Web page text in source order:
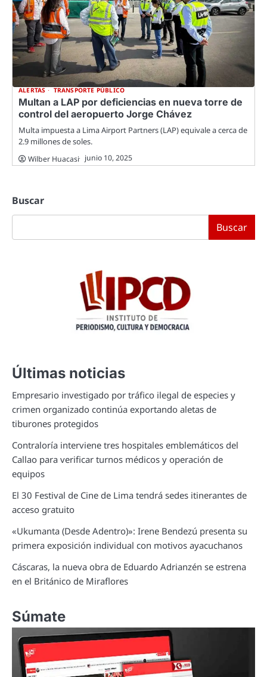
ALERTAS TRANSPORTE PÚBLICO
Multan a LAP por deficiencias en nueva torre de
control del aeropuerto Jorge Chávez
Multa impuesta a Lima Airport Partners (LAP) equivale a cerca de
2.9 millones de soles.
Wilber Huacasi junio 10, 2025
Buscar
Buscar
Últimas noticias
Empresario investigado por tráfico ilegal de especies y
crimen organizado continúa exportando aletas de
tiburones protegidos
Contraloría interviene tres hospitales emblemáticos del
Callao para verificar turnos médicos y operación de
equipos
El 30 Festival de Cine de Lima tendrá sedes itinerantes de
acceso gratuito
«Ukumanta (Desde Adentro)»: Irene Bendezú presenta su
primera exposición individual con motivos ayacuchanos
Cáscaras, la nueva obra de Eduardo Adrianzén se estrena
en el Británico de Miraflores
Súmate